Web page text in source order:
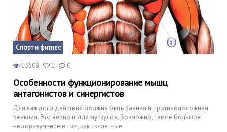
Спорт и фитнес
13508 1 0
Особенности функционирование мышц
антагонистов и синергистов
Для каждого действия должна быть равная и противоположная
реакция. Это верно и для мускулов. Возможно, самое большое
недоразумение в том, как скелетные